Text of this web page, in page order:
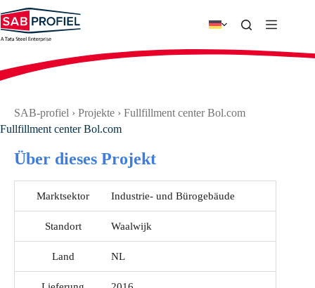
Inhalt
springen
SAB-profiel › Projekte › Fullfillment center Bol.com
Fullfillment center Bol.com
Über dieses Projekt
Marktsektor Industrie- und Bürogebäude
Standort Waalwijk
Land NL